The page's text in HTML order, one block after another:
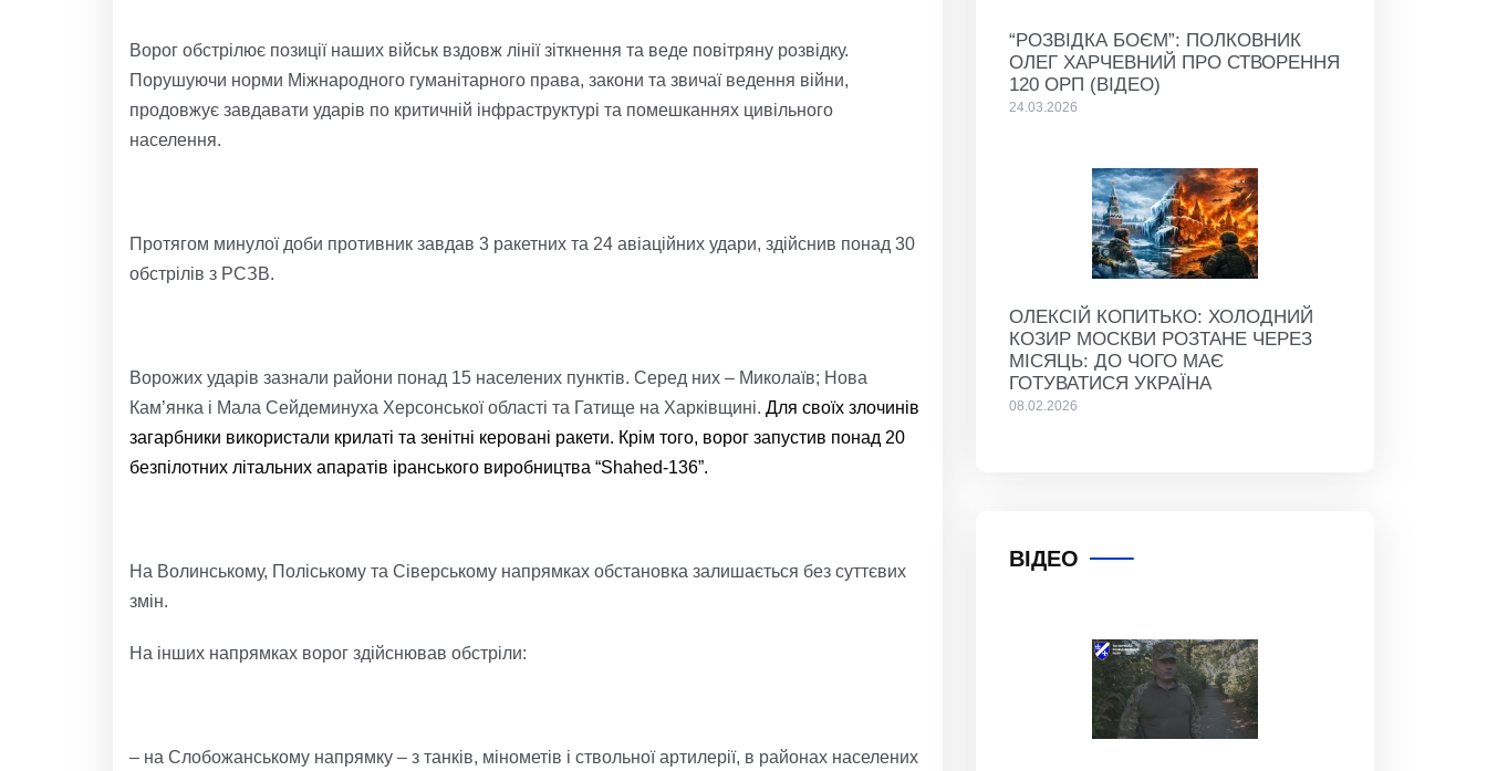
Ворог обстрілює позиції наших військ вздовж лінії зіткнення та веде повітряну розвідку.
Порушуючи норми Міжнародного гуманітарного права, закони та звичаї ведення війни,
продовжує завдавати ударів по критичній інфраструктурі та помешканнях цивільного
населення.
Протягом минулої доби противник завдав 3 ракетних та 24 авіаційних удари, здійснив понад 30
обстрілів з РСЗВ.
Ворожих ударів зазнали райони понад 15 населених пунктів. Серед них – Миколаїв; Нова
Кам’янка і Мала Сейдеминуха Херсонської області та Гатище на Харківщині. Для своїх злочинів
загарбники використали крилаті та зенітні керовані ракети. Крім того, ворог запустив понад 20
безпілотних літальних апаратів іранського виробництва “Shahed-136”.
На Волинському, Поліському та Сіверському напрямках обстановка залишається без суттєвих
змін.
На інших напрямках ворог здійснював обстріли:
– на Слобожанському напрямку – з танків, мінометів і ствольної артилерії, в районах населених
“РОЗВІДКА БОЄМ”: ПОЛКОВНИК
ОЛЕГ ХАРЧЕВНИЙ ПРО СТВОРЕННЯ
120 ОРП (ВІДЕО)
24.03.2026
ОЛЕКСІЙ КОПИТЬКО: ХОЛОДНИЙ
КОЗИР МОСКВИ РОЗТАНЕ ЧЕРЕЗ
МІСЯЦЬ: ДО ЧОГО МАЄ
ГОТУВАТИСЯ УКРАЇНА
08.02.2026
ВІДЕО